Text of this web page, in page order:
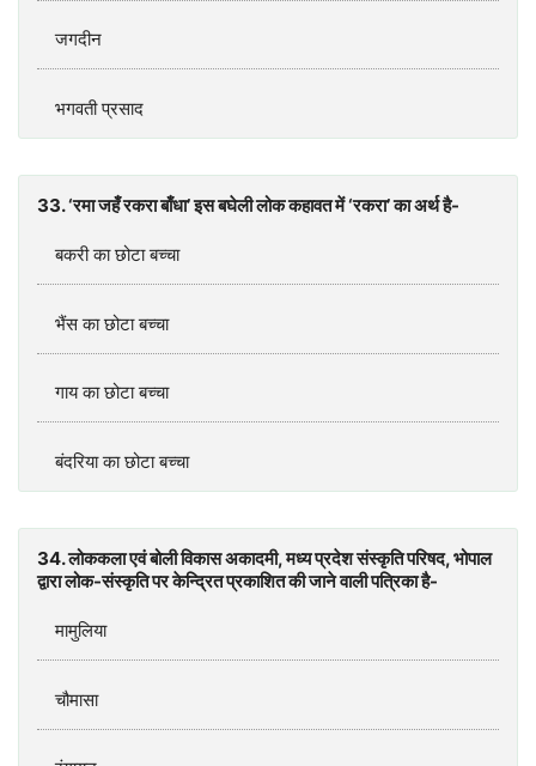
जगदीन
भगवती प्रसाद
33. ‘रमा जहँ रकरा बाँधा’ इस बघेली लोक कहावत में ‘रकरा’ का अर्थ है-
बकरी का छोटा बच्चा
भैंस का छोटा बच्चा
गाय का छोटा बच्चा
बंदरिया का छोटा बच्चा
34. लोककला एवं बोली विकास अकादमी, मध्य प्रदेश संस्कृति परिषद, भोपाल
द्वारा लोक-संस्कृति पर केन्द्रित प्रकाशित की जाने वाली पत्रिका है-
मामुलिया
चौमासा